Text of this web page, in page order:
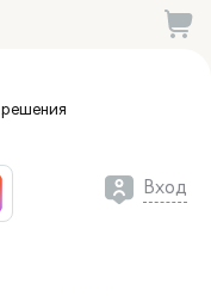
решения
Вход